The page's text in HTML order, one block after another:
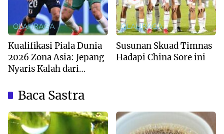
OLAHRAGA
Kualifikasi Piala Dunia
2026 Zona Asia: Jepang
Nyaris Kalah dari
OLAHRAGA
Susunan Skuad Timnas
Hadapi China Sore ini
Baca Sastra